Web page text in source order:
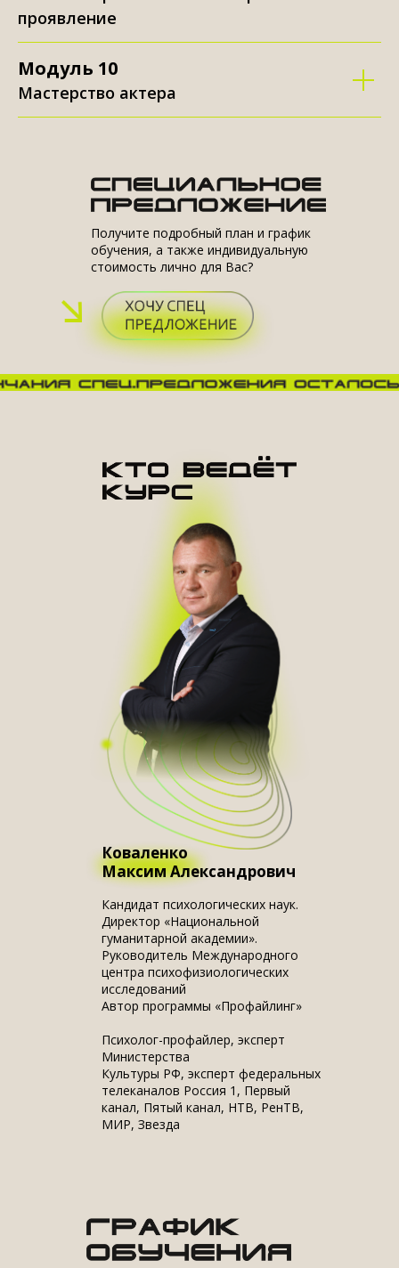
проявление
Модуль 10
Мастерство актера
Получите подробный план и график
обучения, а также индивидуальную
стоимость лично для Вас?
Кандидат психологических наук.
Директор «Национальной
гуманитарной академии».
Руководитель Международного
центра психофизиологических
исследований
Автор программы «Профайлинг»
Психолог-профайлер, эксперт
Министерства
Культуры РФ, эксперт федеральных
телеканалов Россия 1, Первый
канал, Пятый канал, НТВ, РенТВ,
МИР, Звезда
Коваленко
Максим Александрович